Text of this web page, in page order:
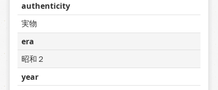
authenticity
実物
era
昭和２
year